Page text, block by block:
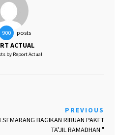
900 posts
ACTUAL
by Report Actual
PREVIOUS
BAGIKAN RIBUAN PAKET
TA'JIL RAMADHAN "